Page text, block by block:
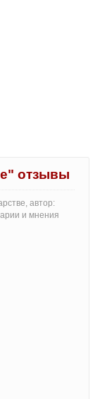
отзывы
автор:
и мнения